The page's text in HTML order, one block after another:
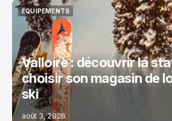
ÉQUIPEMENTS
ÉQUIPEMENTS
Valloire : découvrir la
choisir son magasin de
ski
août 3, 2026